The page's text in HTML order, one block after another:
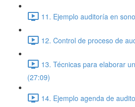
11. Ejemplo auditoría en
12. Control de proceso de
13. Técnicas para elaborar
(27:09)
14. Ejemplo agenda de